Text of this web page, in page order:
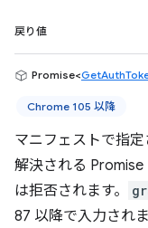
戻り値
Promise<
Chrome 105 以降
マニフェストで指
解決される
は拒否されます。
87 以降で入力され